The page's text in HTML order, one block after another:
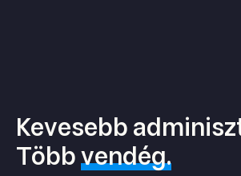
Kevesebb
Többvendég.